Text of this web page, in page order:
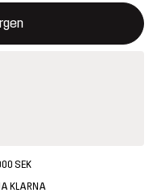
som bekräftar en ny
SEK
KLARNA